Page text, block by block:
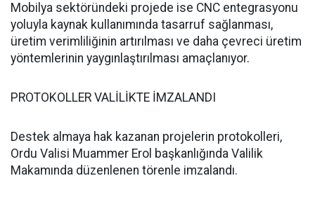
Mobilya sektöründeki projede ise CNC entegrasyonu
yoluyla kaynak kullanımında tasarruf sağlanması,
üretim verimliliğinin artırılması ve daha çevreci üretim
yöntemlerinin yaygınlaştırılması amaçlanıyor.
PROTOKOLLER VALİLİKTE İMZALANDI
Destek almaya hak kazanan projelerin protokolleri,
Ordu Valisi Muammer Erol başkanlığında Valilik
Makamında düzenlenen törenle imzalandı.